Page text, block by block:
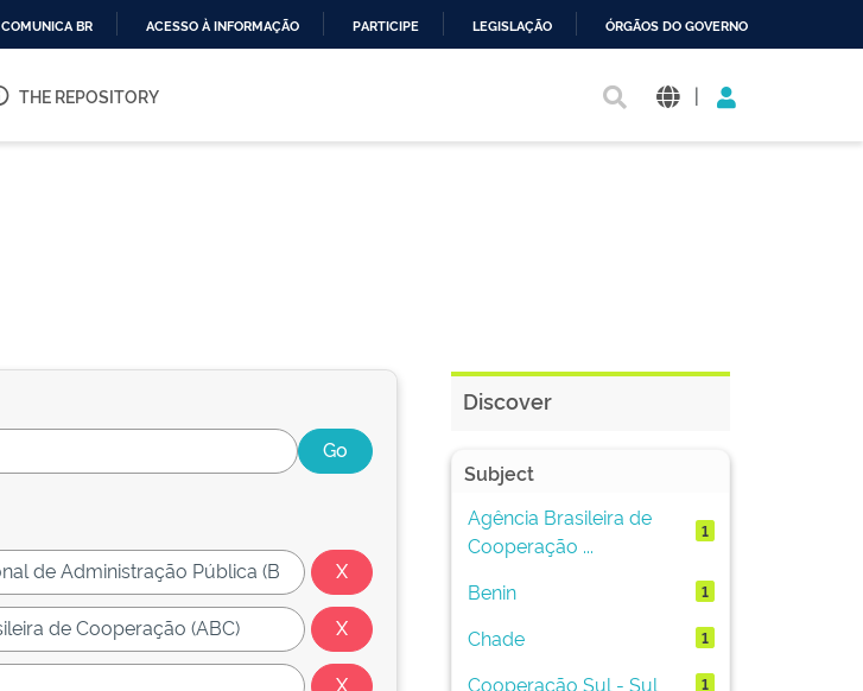
O
COMUNICA BR ACESSO À INFORMAÇÃO PARTICIPE LEGISLAÇÃO ÓRGÃOS DO GOVERNO
THE REPOSITORY |
Discover
Subject
Agência Brasileira de
Cooperação ...
1
Benin 1
Chade 1
Cooperação Sul - Sul 1